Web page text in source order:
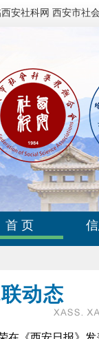
安社科网 西安市社
首 页
动态